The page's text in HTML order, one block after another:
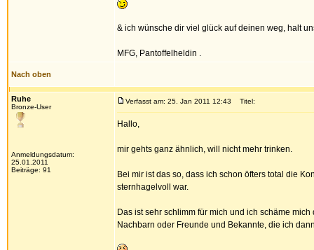
& ich wünsche dir viel glück auf deinen weg, halt
MFG, Pantoffelheldin .
Nach oben
Ruhe
Bronze-User
Anmeldungsdatum:
25.01.2011
Beiträge: 91
Verfasst am: 25. Jan 2011 12:43 Titel:
Hallo,
mir gehts ganz ähnlich, will nicht mehr trinken.
Bei mir ist das so, dass ich schon öfters total die
sternhagelvoll war.
Das ist sehr schlimm für mich und ich schäme
Nachbarn oder Freunde und Bekannte, die ich